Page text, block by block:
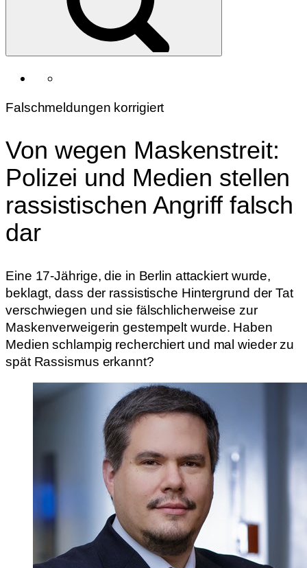
Falschmeldungen korrigiert
Von wegen Maskenstreit:
Polizei und Medien stellen
rassistischen Angriff falsch
dar
Eine 17-Jährige, die in Berlin attackiert wurde,
beklagt, dass der rassistische Hintergrund der Tat
verschwiegen und sie fälschlicherweise zur
Maskenverweigerin gestempelt wurde. Haben
Medien schlampig recherchiert und mal wieder zu
spät Rassismus erkannt?